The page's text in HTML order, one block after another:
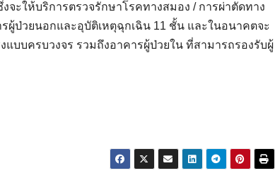
ะให้บริการตรวจรักษาโรคทางสมอง / การผ่าตัดทาง
ผู้ป่วยนอกและอุบัติเหตุฉุกเฉิน 11 ชั้น และในอนาคตจะ
บบครบวงจร รวมถึงอาคารผู้ป่วยใน ที่สามารถรองรับผู้